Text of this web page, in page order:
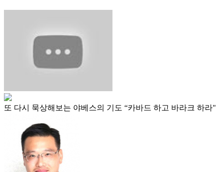
또 다시 묵상해보는 야베스의 기도 “카바드 하고 바라크 하라"